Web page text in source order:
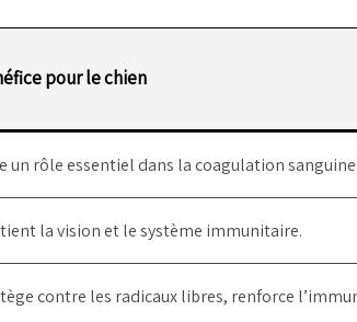
pour le chien
un rôle essentiel dans la coagulation sanguine.
la vision et le système immunitaire.
contre les radicaux libres, renforce